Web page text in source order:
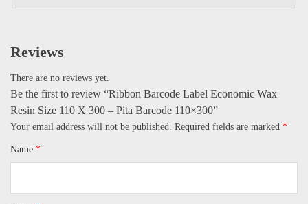
Reviews
There are no reviews yet.
Be the first to review “Ribbon Barcode Label Economic Wax
Resin Size 110 X 300 – Pita Barcode 110×300”
Your email address will not be published. Required fields are marked *
Name *